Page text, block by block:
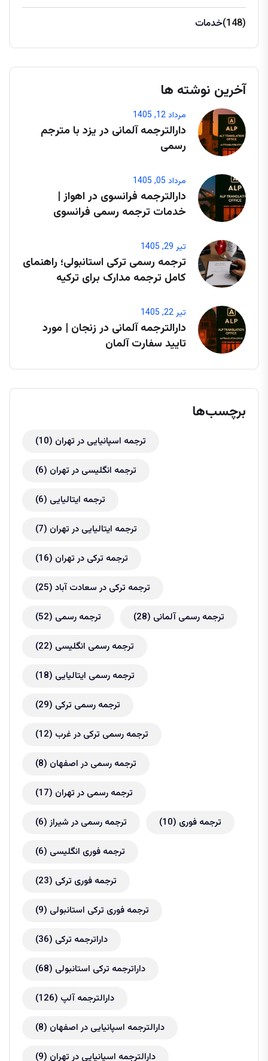
خدمات (148)
آخرین نوشته ها
مرداد 12, 1405
دارالترجمه آلمانی در یزد با مترجم
رسمی
مرداد 05, 1405
دارالترجمه فرانسوی در اهواز |
خدمات ترجمه رسمی فرانسوی
تیر 29, 1405
ترجمه رسمی ترکی استانبولی؛ راهنمای
کامل ترجمه مدارک برای ترکیه
تیر 22, 1405
دارالترجمه آلمانی در زنجان | مورد
تایید سفارت آلمان
برچسب‌ها
ترجمه اسپانیایی در تهران (10)
ترجمه انگلیسی در تهران (6)
ترجمه ایتالیایی (6)
ترجمه ایتالیایی در تهران (7)
ترجمه ترکی در تهران (16)
ترجمه ترکی در سعادت آباد (25)
ترجمه رسمی (52) ترجمه رسمی آلمانی (28)
ترجمه رسمی انگلیسی (22)
ترجمه رسمی ایتالیایی (18)
ترجمه رسمی ترکی (29)
ترجمه رسمی ترکی در غرب (12)
ترجمه رسمی در اصفهان (8)
ترجمه رسمی در تهران (17)
ترجمه رسمی در شیراز(6) ترجمه فوری (10)
ترجمه فوری انگلیسی (6)
ترجمه فوری ترکی (23)
ترجمه فوری ترکی استانبولی (9)
داراترجمه ترکی (36)
داراترجمه ترکی استانبولی (68)
دارالترجمه آلپ (126)
دارالترجمه اسپانیایی در اصفهان (8)
دارالترجمه اسپانیایی در تهران (9)